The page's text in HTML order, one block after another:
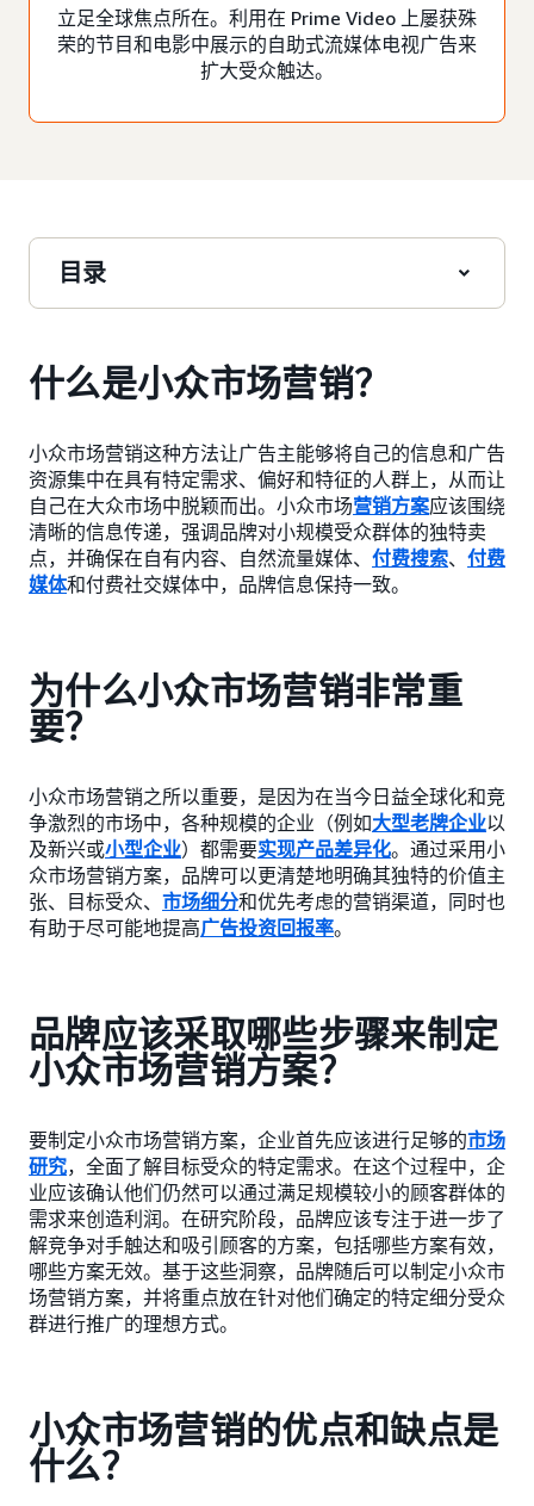
立足全球焦点所在。利用在 Prime Video 上屡获殊
荣的节目和电影中展示的自助式流媒体电视广告来
扩大受众触达。
目录
什么是小众市场营销？
小众市场营销这种方法让广告主能够将自己的信息和广告
资源集中在具有特定需求、偏好和特征的人群上，从而让
自己在大众市场中脱颖而出。小众市场营销方案应该围绕
清晰的信息传递，强调品牌对小规模受众群体的独特卖
点，并确保在自有内容、自然流量媒体、 付费搜索、 付费
媒体和付费社交媒体中，品牌信息保持一致。
为什么小众市场营销非常重
要？
小众市场营销之所以重要，是因为在当今日益全球化和竞
争激烈的市场中，各种规模的企业（例如大型老牌企业以
及新兴或小型企业）都需要实现产品差异化。通过采用小
众市场营销方案，品牌可以更清楚地明确其独特的价值主
张、目标受众、 市场细分和优先考虑的营销渠道，同时也
有助于尽可能地提高广告投资回报率。
品牌应该采取哪些步骤来制定
小众市场营销方案？
要制定小众市场营销方案，企业首先应该进行足够的市场
研究，全面了解目标受众的特定需求。在这个过程中，企
业应该确认他们仍然可以通过满足规模较小的顾客群体的
需求来创造利润。在研究阶段，品牌应该专注于进一步了
解竞争对手触达和吸引顾客的方案，包括哪些方案有效，
哪些方案无效。基于这些洞察，品牌随后可以制定小众市
场营销方案，并将重点放在针对他们确定的特定细分受众
群进行推广的理想方式。
小众市场营销的优点和缺点是
什么？